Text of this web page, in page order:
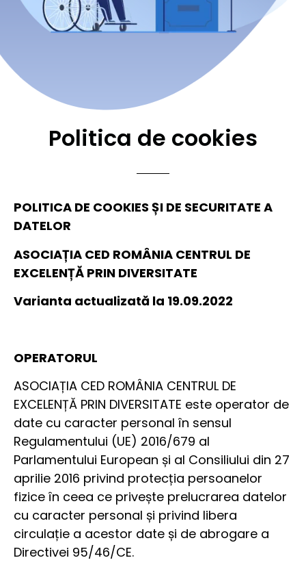
Politica de cookies
POLITICA DE COOKIES ȘI DE SECURITATE A
DATELOR
ASOCIAȚIA CED ROMÂNIA CENTRUL DE
EXCELENȚĂ PRIN DIVERSITATE
Varianta actualizată la 19.09.2022
OPERATORUL
ASOCIAȚIA CED ROMÂNIA CENTRUL DE
EXCELENȚĂ PRIN DIVERSITATE este operator de
date cu caracter personal în sensul
Regulamentului (UE) 2016/679 al
Parlamentului European și al Consiliului din 27
aprilie 2016 privind protecția persoanelor
fizice în ceea ce privește prelucrarea datelor
cu caracter personal și privind libera
circulație a acestor date și de abrogare a
Directivei 95/46/CE.